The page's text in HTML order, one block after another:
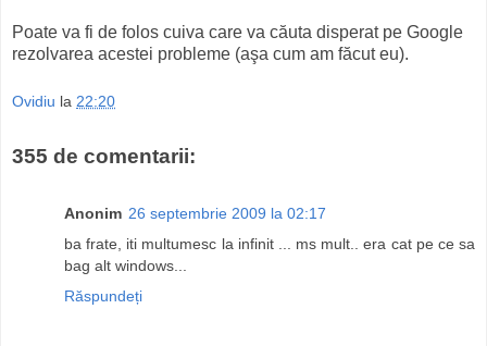
Poate va fi de folos cuiva care va căuta disperat pe Google
rezolvarea acestei probleme (aşa cum am făcut eu).
Ovidiu la 22:20
355 de comentarii:
Anonim 26 septembrie 2009 la 02:17
ba frate, iti multumesc la infinit ... ms mult.. era cat pe ce sa
bag alt windows...
Răspundeți